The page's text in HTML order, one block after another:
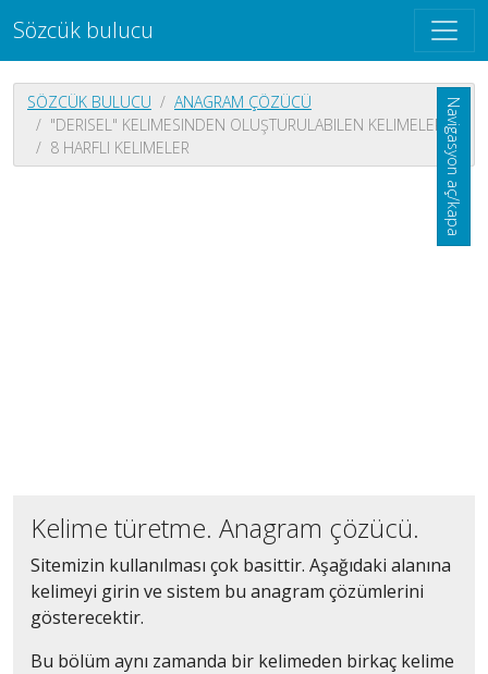
Sözcük bulucu
Navigasyon aç/kapa
SÖZCÜK BULUCU
ANAGRAM ÇÖZÜCÜ
"DERISEL" KELIMESINDEN OLUŞTURULABILEN KELIMELER
8 HARFLI KELIMELER
Kelime türetme. Anagram çözücü.
Sitemizin kullanılması çok basittir. Aşağıdaki alanına
kelimeyi girin ve sistem bu anagram çözümlerini
gösterecektir.
Bu bölüm aynı zamanda bir kelimeden birkaç kelime